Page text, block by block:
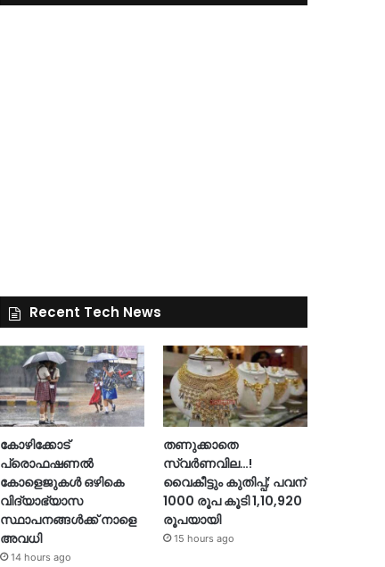
Recent Tech News
കോഴിക്കോട്
പ്രൊഫഷണൽ
കോളെജുകൾ ഒഴികെ
വിദ്യാഭ്യാസ
സ്ഥാപനങ്ങൾക്ക് നാളെ
അവധി
14 hours ago
തണുക്കാതെ
സ്വർണവില…!
വൈകീട്ടും കുതിപ്പ്; പവന്
1000 രൂപ കൂടി 1,10,920
രൂപയായി
15 hours ago